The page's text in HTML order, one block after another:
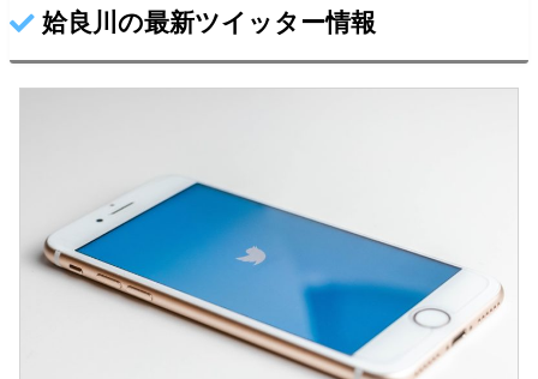
姶良川の最新ツイッター情報